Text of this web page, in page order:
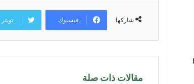
شاركها فيسبوك تويتر
مقالات ذات صلة